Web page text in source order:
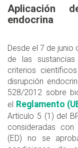
Aplicación
endocrina
Desde el 7 de
de las
criterios
disrupción
528/2012 sobre
el Reglamento
Artículo 5 (1) del
consideradas
(ED) no se